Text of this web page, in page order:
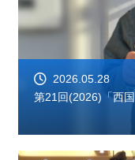
2026.05.28
第21回(2026)「西